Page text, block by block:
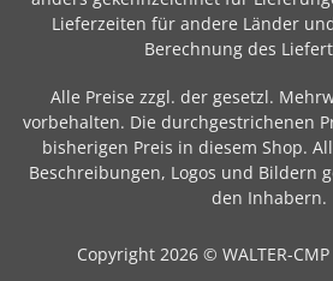
Lieferzeiten für andere Länder
Berechnung des
Alle Preise zzgl. der gesetzl.
vorbehalten. Die durchgestrichenen
bisherigen Preis in diesem Shop.
Beschreibungen, Logos und Bildern
den Inhabern.
Copyright 2026 © WALTER-CMP